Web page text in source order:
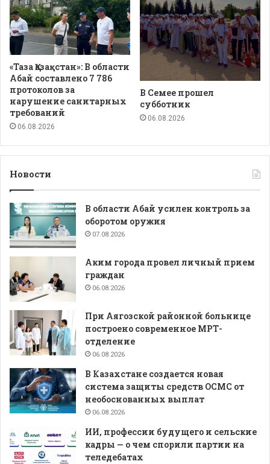
«Таза Қазақстан»: В области
Абай составлено 7 786
протоколов за
нарушение санитарных
требований
06.08.2026
В Семее прошел
субботник
06.08.2026
Новости
В области Абай усилен контроль за
оборотом оружия
07.08.2026
Аким города провел личный прием
граждан
06.08.2026
При Аягозской районной больнице
построено современное МРТ-
отделение
06.08.2026
В Казахстане создается новая
система защиты средств ОСМС от
необоснованных выплат
06.08.2026
ИИ, профессии будущего и сельские
кадры — о чем спорили партии на
теледебатах